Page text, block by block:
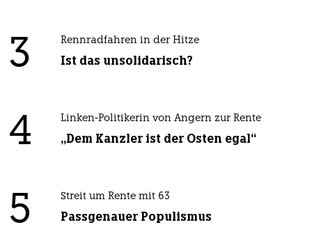
3 Rennradfahren in der Hitze
Ist das unsolidarisch?
4 Linken-Politikerin von Angern zur Rente
„Dem Kanzler ist der Osten egal“
5 Streit um Rente mit 63
Passgenauer Populismus